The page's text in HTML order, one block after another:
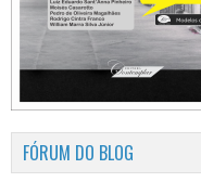
FÓRUM DO BLOG